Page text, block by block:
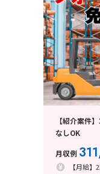
【紹介案件
なしOK
月収例
【月給